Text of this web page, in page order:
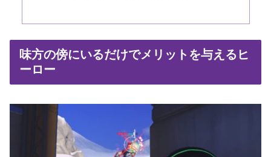
味方の傍にいるだけでメリットを与えるヒ
ーロー